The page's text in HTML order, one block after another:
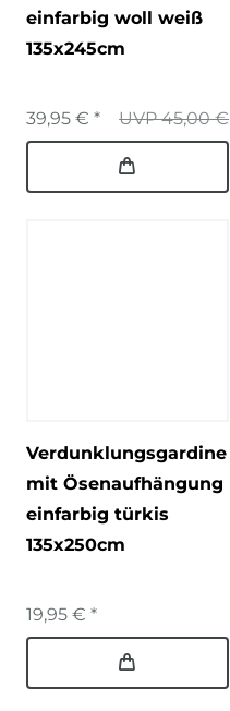
einfarbig woll weiß
135x245cm
UVP 45,00 €
39,95 € *
Verdunklungsgardine
mit Ösenaufhängung
einfarbig türkis
135x250cm
19,95 € *